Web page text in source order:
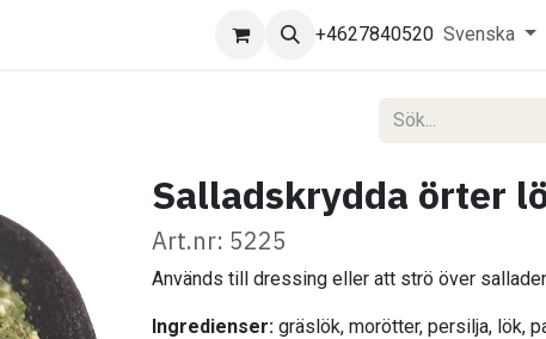
+4627840520 Svenska
Salladskrydda örter
Art.nr: 5225
Används till dressing eller att strö över
Ingredienser: gräslök, morötter, persilja, lök,